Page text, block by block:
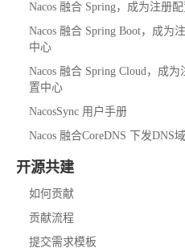
Nacos 融合 Spring，成为注册
Nacos 融合 Spring Boot，成为
中心
Nacos 融合 Spring Cloud，成为
置中心
NacosSync 用户手册
Nacos 融合CoreDNS 下发DNS
开源共建
如何贡献
贡献流程
提交需求模板